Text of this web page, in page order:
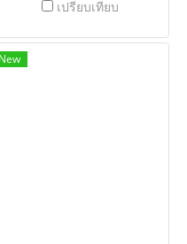
เปรียบเทียบ
New